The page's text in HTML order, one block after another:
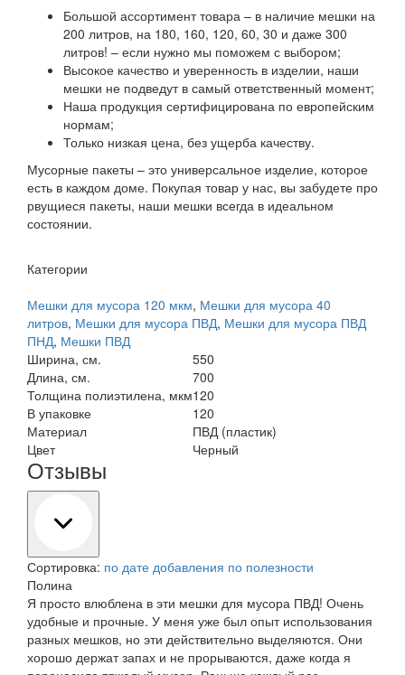
Большой ассортимент товара – в наличие мешки на
200 литров, на 180, 160, 120, 60, 30 и даже 300
литров! – если нужно мы поможем с выбором;
Высокое качество и уверенность в изделии, наши
мешки не подведут в самый ответственный момент;
Наша продукция сертифицирована по европейским
нормам;
Только низкая цена, без ущерба качеству.
Мусорные пакеты – это универсальное изделие, которое
есть в каждом доме. Покупая товар у нас, вы забудете про
рвущиеся пакеты, наши мешки всегда в идеальном
состоянии.
Категории
Мешки для мусора 120 мкм, Мешки для мусора 40
литров, Мешки для мусора ПВД, Мешки для мусора ПВД
ПНД, Мешки ПВД
Ширина, см.
550
Длина, см.
700
Толщина полиэтилена, мкм120
В упаковке
120
Материал
ПВД (пластик)
Цвет
Черный
Отзывы
Сортировка: по дате добавления по полезности
Полина
Я просто влюблена в эти мешки для мусора ПВД! Очень
удобные и прочные. У меня уже был опыт использования
разных мешков, но эти действительно выделяются. Они
хорошо держат запах и не прорываются, даже когда я